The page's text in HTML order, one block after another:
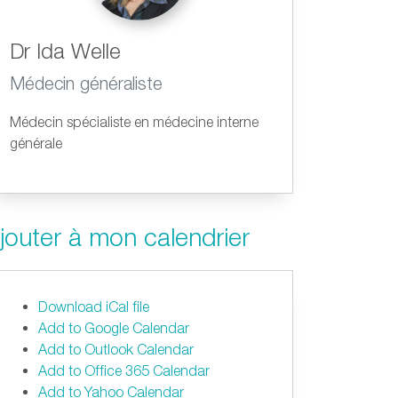
Dr Ida Welle
Médecin généraliste
Médecin spécialiste en médecine interne
générale
à mon calendrier
Download iCal file
Add to Google Calendar
Add to Outlook Calendar
Add to Office 365 Calendar
Add to Yahoo Calendar